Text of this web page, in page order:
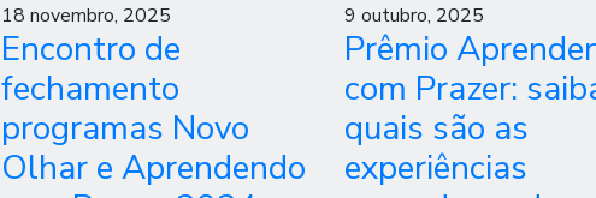
18 novembro, 2025
Encontro de
fechamento
programas Novo
Olhar e Aprendendo
9 outubro, 2025
Prêmio
com Prazer:
quais são as
experiências